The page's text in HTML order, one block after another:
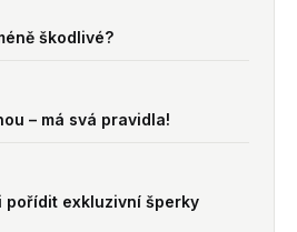
škodlivé?
– má svá pravidla!
pořídit exkluzivní šperky